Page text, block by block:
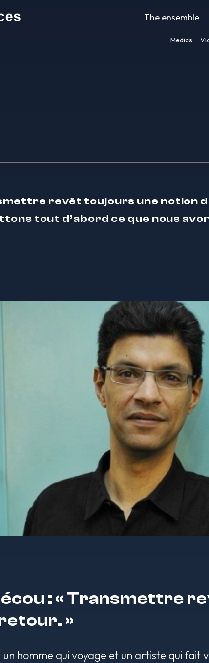
The ensemble
Medias
revêt toujours une notion
tout d’abord ce que nous
: « Transmettre
»
un homme qui voyage et un artiste qui fait